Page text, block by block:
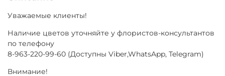
Уважаемые клиенты!
Наличие цветов уточняйте у флористов-консультантов
по телефону
8-963-220-99-60 (Доступны Viber,WhatsApp, Telegram)
Внимание!